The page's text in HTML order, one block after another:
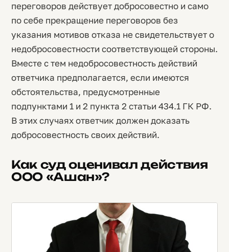
переговоров действует добросовестно и само
по себе прекращение переговоров без
указания мотивов отказа не свидетельствует о
недобросовестности соответствующей стороны.
Вместе с тем недобросовестность действий
ответчика предполагается, если имеются
обстоятельства, предусмотренные
подпунктами 1 и 2 пункта 2 статьи 434.1 ГК РФ.
В этих случаях ответчик должен доказать
добросовестность своих действий.
Как суд оценивал действия
ООО «Ашан»?